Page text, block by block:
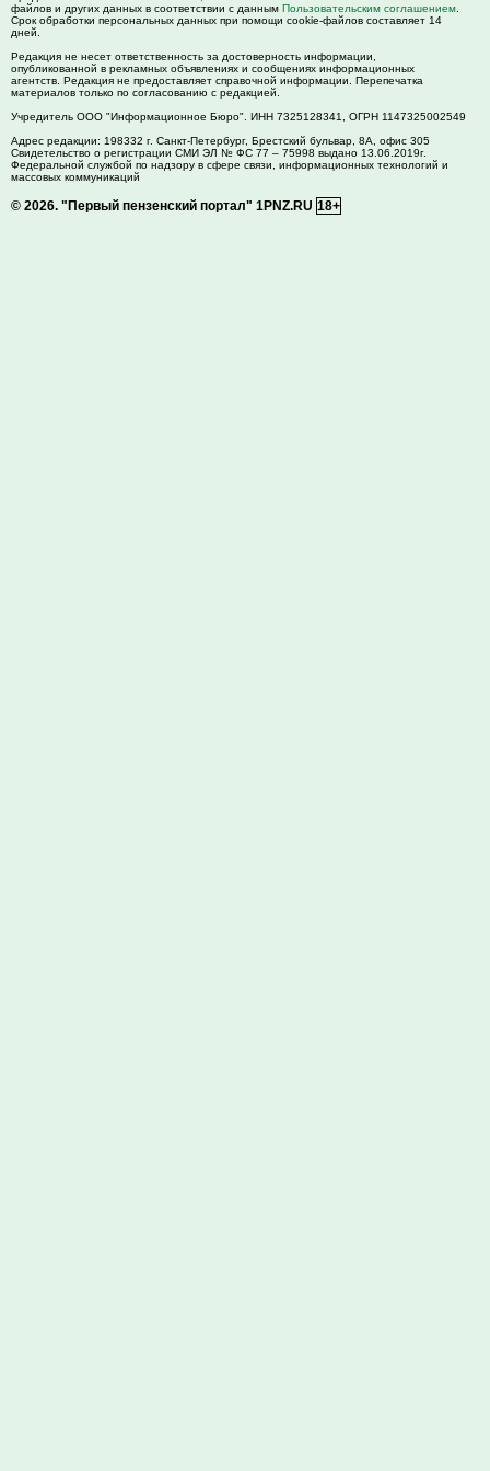
файлов и других данных в соответствии с данным Пользовательским соглашением
Срок обработки персональных данных при помощи cookie-файлов составляет 14
дней.
Редакция не несет ответственность за достоверность информации,
опубликованной в рекламных объявлениях и сообщениях информационных
агентств. Редакция не предоставляет справочной информации. Перепечатка
материалов только по согласованию с редакцией.
Учредитель ООО "Информационное Бюро". ИНН 7325128341, ОГРН 1147325002549
Адрес редакции: 198332 г. Санкт-Петербург, Брестский бульвар, 8А, офис 305
Свидетельство о регистрации СМИ ЭЛ № ФС 77 – 75998 выдано 13.06.2019г.
Федеральной службой по надзору в сфере связи, информационных технологий и
массовых коммуникаций
© 2026. "Первый пензенский портал" 1PNZ.RU 18+